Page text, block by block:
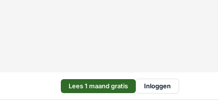
Lees 1 maand gratis Inloggen